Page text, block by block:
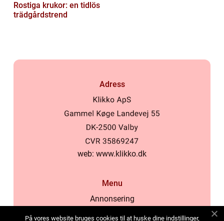
Rostiga krukor: en tidlös
trädgårdstrend
Adress
web: www.klikko.dk
Menu
Annonsering
På vores website bruges cookies til at huske dine indstillinger,